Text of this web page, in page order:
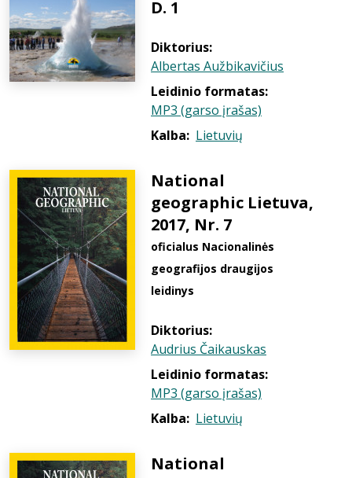
D. 1
Diktorius:
Albertas Aužbikavičius
Leidinio formatas:
MP3 (garso įrašas)
Kalba: Lietuvių
National
geographic Lietuva,
2017, Nr. 7
oficialus Nacionalinės
geografijos draugijos
leidinys
Diktorius:
Audrius Čaikauskas
Leidinio formatas:
MP3 (garso įrašas)
Kalba: Lietuvių
National